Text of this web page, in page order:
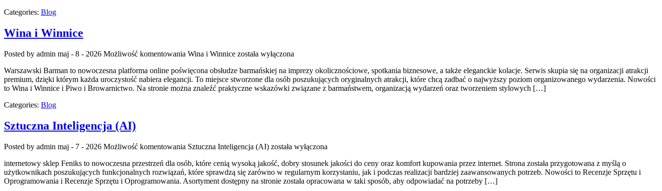
Categories: Blog
Wina i Winnice
Posted by admin maj - 8 - 2026 Możliwość komentowania Wina i Winnice została wyłączona
Warszawski Barman to nowoczesna platforma online poświęcona obsłudze barmańskiej na imprezy okolicznościowe, spotkania biznesowe, a także eleganckie kolacje. Serwis skupia się na organizacji atrakcji
premium, dzięki którym każda uroczystość nabiera elegancji. To miejsce stworzone dla osób poszukujących oryginalnych atrakcji, które chcą zadbać o najwyższy poziom organizowanego wydarzenia. Nowości
to Wina i Winnice i Piwo i Browarnictwo. Na stronie można znaleźć praktyczne wskazówki związane z barmaństwem, organizacją wydarzeń oraz tworzeniem stylowych […]
Categories: Blog
Sztuczna Inteligencja (AI)
Posted by admin maj - 7 - 2026 Możliwość komentowania Sztuczna Inteligencja (AI) została wyłączona
internetowy sklep Feniks to nowoczesna przestrzeń dla osób, które cenią wysoką jakość, dobry stosunek jakości do ceny oraz komfort kupowania przez internet. Strona została przygotowana z myślą o
użytkownikach poszukujących funkcjonalnych rozwiązań, które sprawdzą się zarówno w regularnym korzystaniu, jak i podczas realizacji bardziej zaawansowanych potrzeb. Nowości to Recenzje Sprzętu i
Oprogramowania i Recenzje Sprzętu i Oprogramowania. Asortyment dostępny na stronie została opracowana w taki sposób, aby odpowiadać na potrzeby […]